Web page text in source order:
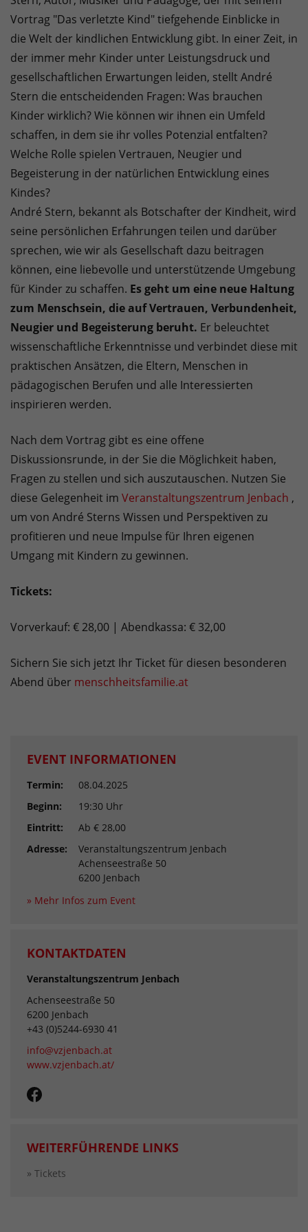
Vortrag "Das verletzte Kind" tiefgehende Einblicke in
die Welt der kindlichen Entwicklung gibt. In einer Zeit, in
der immer mehr Kinder unter Leistungsdruck und
gesellschaftlichen Erwartungen leiden, stellt André
Stern die entscheidenden Fragen: Was brauchen
Kinder wirklich? Wie können wir ihnen ein Umfeld
schaffen, in dem sie ihr volles Potenzial entfalten?
Welche Rolle spielen Vertrauen, Neugier und
Begeisterung in der natürlichen Entwicklung eines
Kindes?
André Stern, bekannt als Botschafter der Kindheit, wird
seine persönlichen Erfahrungen teilen und darüber
sprechen, wie wir als Gesellschaft dazu beitragen
können, eine liebevolle und unterstützende Umgebung
für Kinder zu schaffen. Es geht um eine neue Haltung
zum Menschsein, die auf Vertrauen, Verbundenheit,
Neugier und Begeisterung beruht. Er beleuchtet
wissenschaftliche Erkenntnisse und verbindet diese mit
praktischen Ansätzen, die Eltern, Menschen in
pädagogischen Berufen und alle Interessierten
inspirieren werden.
Nach dem Vortrag gibt es eine offene
Diskussionsrunde, in der Sie die Möglichkeit haben,
Fragen zu stellen und sich auszutauschen. Nutzen Sie
diese Gelegenheit im Veranstaltungszentrum Jenbach ,
um von André Sterns Wissen und Perspektiven zu
profitieren und neue Impulse für Ihren eigenen
Umgang mit Kindern zu gewinnen.
Tickets:
Vorverkauf: € 28,00 | Abendkassa: € 32,00
Sichern Sie sich jetzt Ihr Ticket für diesen besonderen
Abend über menschheitsfamilie.at
EVENT INFORMATIONEN
Termin:
08.04.2025
Beginn:
19:30 Uhr
Eintritt:
Ab € 28,00
Adresse:
Veranstaltungszentrum Jenbach
Achenseestraße 50
6200 Jenbach
» Mehr Infos zum Event
KONTAKTDATEN
Veranstaltungszentrum Jenbach
Achenseestraße 50
6200 Jenbach
+43 (0)5244-6930 41
info@vzjenbach.at
www.vzjenbach.at/
WEITERFÜHRENDE LINKS
» Tickets